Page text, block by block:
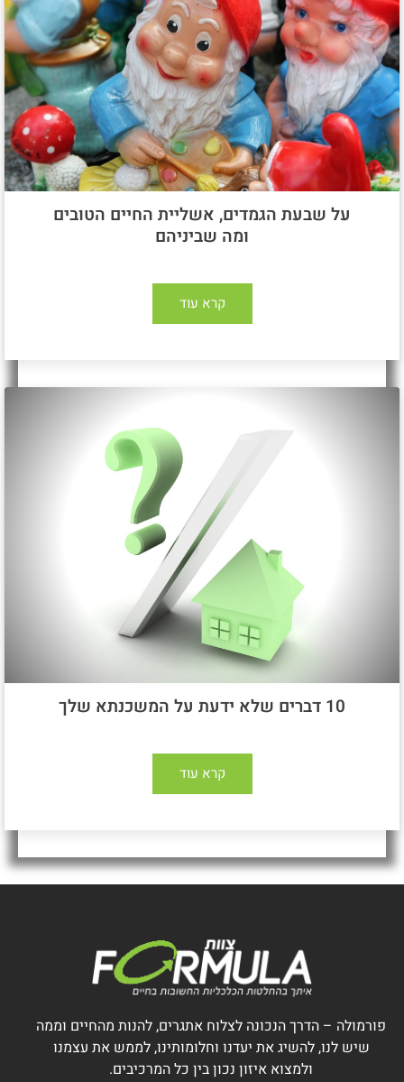
על שבעת הגמדים, אשליית החיים הטובים
ומה שביניהם
קרא עוד
10 דברים שלא ידעת על המשכנתא שלך
קרא עוד
פורמולה – הדרך הנכונה לצלוח אתגרים, להנות מהחיים וממה
שיש לנו, להשיג את יעדנו וחלומותינו, לממש את עצמנו
ולמצוא איזון נכון בין כל המרכיבים.